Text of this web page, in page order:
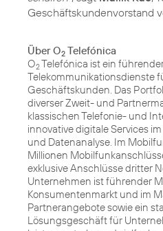
Geschäftskundenvorstand
Über O2 Telefónica
O2Telefónica ist ein
Telekommunikationsdienste
Geschäftskunden. Das
diverser Zweit- und
klassischen Telefonie- und
innovative digitale Services
und Datenanalyse. Im
Millionen
exklusive Anschlüsse dritter
Unternehmen ist führender
Konsumentenmarkt und im
Partnerangebote sowie ein
Lösungsgeschäft für